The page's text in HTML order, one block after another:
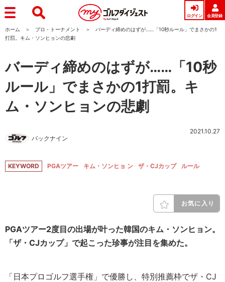
ログイン 会員登録
ホーム プロ・トーナメント
バーディ締めのはずが……「10秒ルール」でまさかの1
打罰。キム・ソンヒョンの悲劇
バーディ締めのはずが……「10秒
ルール」でまさかの1打罰。キ
ム・ソンヒョンの悲劇
バックナイン
2021.10.27
KEYWORD PGAツアー キム・ソンヒョ ン ザ・CJカップ ルール
お気に入り
PGAツアー2度目の出場が叶った韓国のキム・ソンヒョン。
「ザ・CJカップ」で起こった珍事が注目を集めた。
「日本プロゴルフ選手権」で優勝し、特別推薦枠でザ・CJ